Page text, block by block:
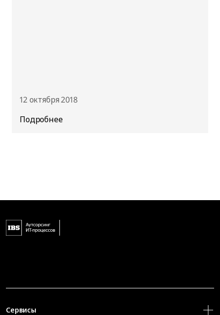
12 октября 2018
Сервисы